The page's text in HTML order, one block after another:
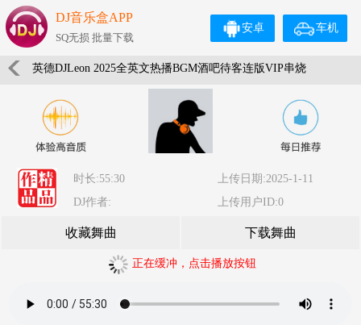
DJ音乐盒APP
SQ无损 批量下载
车机
安卓
英德DJLeon 2025全英文热播BGM酒吧待客连版VIP串烧
时长:55:30
上传日期:2025-1-11
DJ作者:
上传用户ID:0
收藏舞曲 下载舞曲
正在缓冲，点击播放按钮